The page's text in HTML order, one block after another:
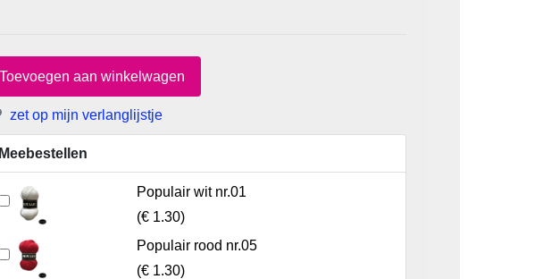
zet op mijn verlanglijstje
Meebestellen
Populair wit nr.01
(€ 1.30)
Populair rood nr.05
(€ 1.30)